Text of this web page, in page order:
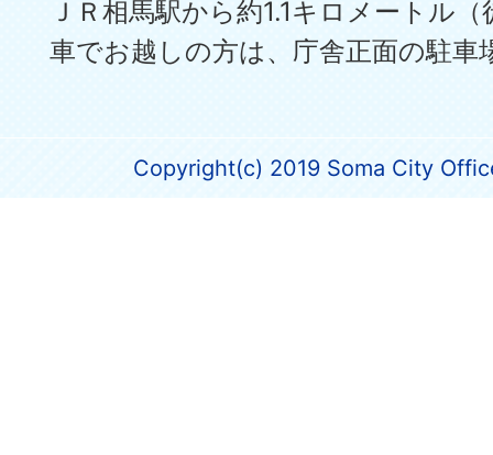
ＪＲ相馬駅から約1.1キロメートル
車でお越しの方は、庁舎正面の駐車
Copyright(c) 2019 Soma City